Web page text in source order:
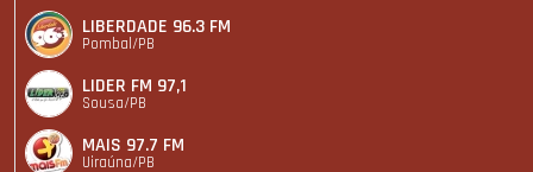
LIBERDADE 96.3 FM
Pombal/PB
LIDER FM 97,1
Sousa/PB
MAIS 97.7 FM
Uiraúna/PB